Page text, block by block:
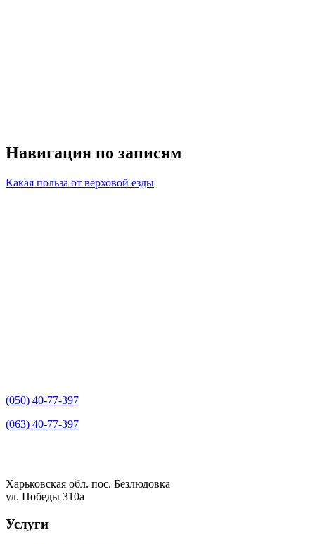
Навигация по записям
Какая польза от верховой езды
(050) 40-77-397
(063) 40-77-397
Харьковская обл. пос. Безлюдовка
ул. Победы 310а
Услуги